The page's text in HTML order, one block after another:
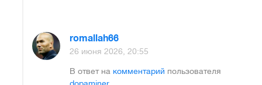
romallah66
26 июня 2026, 20:55
В ответ на комментарий пользователя